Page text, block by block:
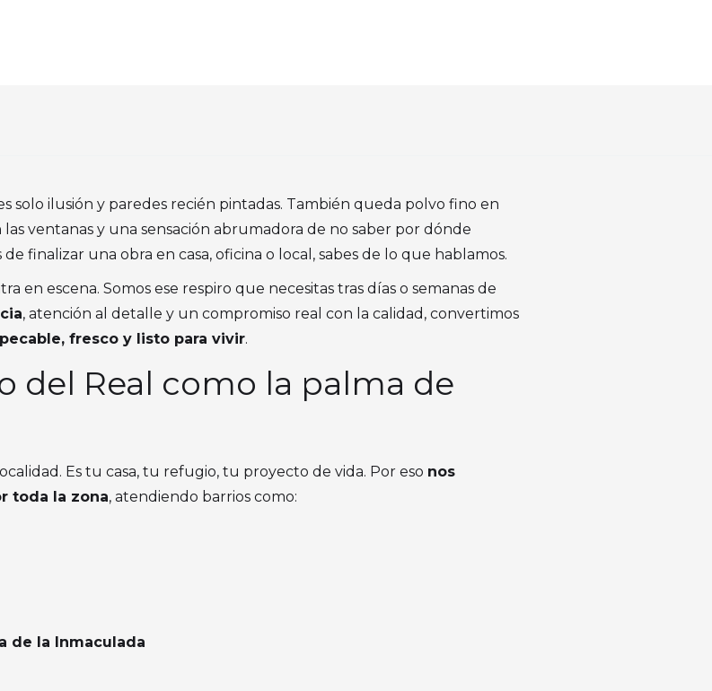
solo ilusión y paredes recién pintadas. También queda polvo fino en
ventanas y una sensación abrumadora de no saber por dónde
de finalizar una obra en casa, oficina o local, sabes de lo que hablamos.
en escena. Somos ese respiro que necesitas tras días o semanas de
, atención al detalle y un compromiso real con la calidad, convertimos
fresco y listo para vivir.
Real como la palma de
Es tu casa, tu refugio, tu proyecto de vida. Por eso nos
toda la zona, atendiendo barrios como:
de la Inmaculada